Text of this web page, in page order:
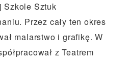
Szkole Sztuk
Przez cały ten okres
malarstwo i grafikę. W
z Teatrem